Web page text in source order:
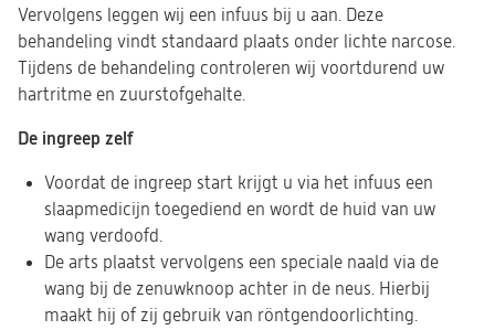
Vervolgens leggen wij een infuus bij u aan. Deze
behandeling vindt standaard plaats onder lichte narcose.
Tijdens de behandeling controleren wij voortdurend uw
hartritme en zuurstofgehalte.
De ingreep zelf
Voordat de ingreep start krijgt u via het infuus een
slaapmedicijn toegediend en wordt de huid van uw
wang verdoofd.
De arts plaatst vervolgens een speciale naald via de
wang bij de zenuwknoop achter in de neus. Hierbij
maakt hij of zij gebruik van röntgendoorlichting.